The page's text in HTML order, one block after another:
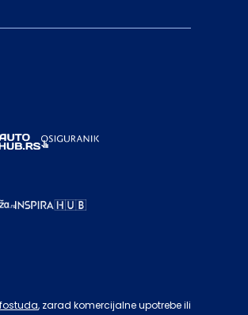
, zarad komercijalne upotrebe ili